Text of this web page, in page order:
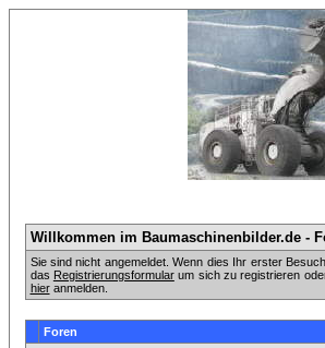
Willkommen im Baumaschinenbilder.de -
Sie sind nicht angemeldet. Wenn dies Ihr erster
das Registrierungsformularum sich zu registrieren
hieranmelden.
Foren